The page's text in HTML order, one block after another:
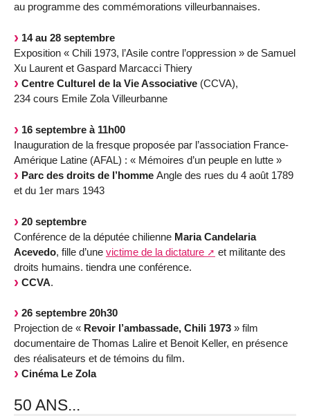
au programme des commémorations villeurbannaises.
14 au 28 septembre
Exposition « Chili 1973, l’Asile contre l’oppression » de Samuel
Xu Laurent et Gaspard Marcacci Thiery
Centre Culturel de la Vie Associative (CCVA),
234 cours Emile Zola Villeurbanne
16 septembre à 11h00
Inauguration de la fresque proposée par l’association France-
Amérique Latine (AFAL) : « Mémoires d’un peuple en lutte »
Parc des droits de l’homme Angle des rues du 4 août 1789
et du 1er mars 1943
20 septembre
Conférence de la députée chilienne Maria Candelaria
Acevedo, fille d’une victime de la dictature
et militante des
droits humains. tiendra une conférence.
CCVA.
26 septembre 20h30
Projection de « Revoir l’ambassade, Chili 1973 » film
documentaire de Thomas Lalire et Benoit Keller, en présence
des réalisateurs et de témoins du film.
Cinéma Le Zola
50 ANS...